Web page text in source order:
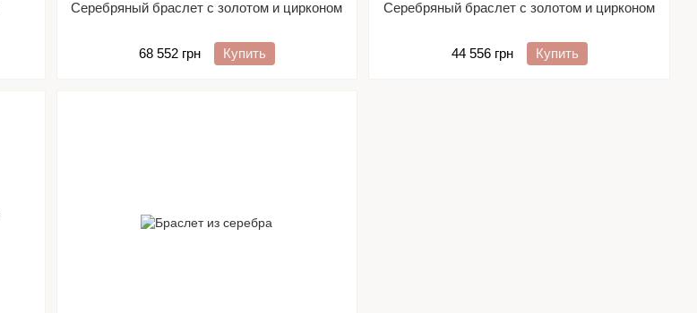
Серебряный браслет с золотом и цирконом
68 552 грн Купить
Серебряный браслет с золотом и цирконом
44 556 грн Купить